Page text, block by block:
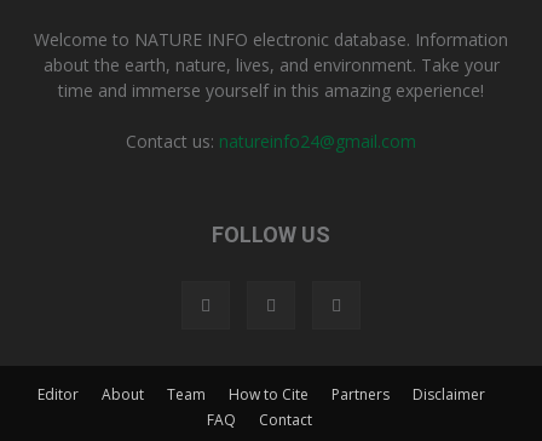
Welcome to NATURE INFO electronic database. Information
about the earth, nature, lives, and environment. Take your
time and immerse yourself in this amazing experience!
Contact us: natureinfo24@gmail.com
FOLLOW US
Editor About Team How to Cite Partners
Disclaimer
FAQ
Contact